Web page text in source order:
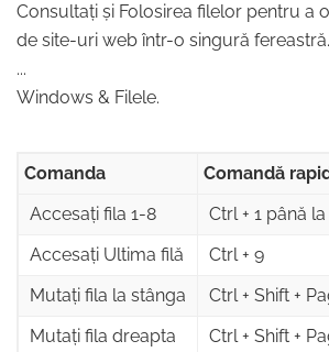
Consultați și Folosirea filelor pentru a
de site-uri web într-o singură fereastră.
...
Windows & Filele.
Comanda
Comandă
Accesați fila 1-8
Ctrl + 1 până
Accesați Ultima filă
Ctrl + 9
Mutați fila la stânga
Ctrl + Shift +
Mutați fila dreapta
Ctrl + Shift +